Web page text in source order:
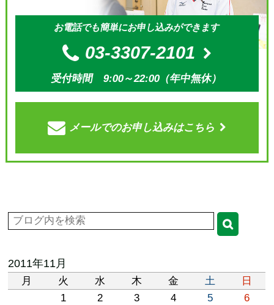
お電話でも簡単にお申し込みができます
03-3307-2101
受付時間 9:00～22:00（年中無休）
メールでのお申し込みはこちら
2011年11月
月 火 水 木 金 土
日
1
2 3 4 5
6